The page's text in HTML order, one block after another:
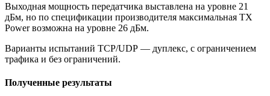
Выходная мощность передатчика выставлена на уровне 21
дБм, но по спецификации производителя максимальная TX
Power возможна на уровне 26 дБм.
Варианты испытаний TCP/UDP — дуплекс, с ограничением
трафика и без ограничений.
Полученные результаты